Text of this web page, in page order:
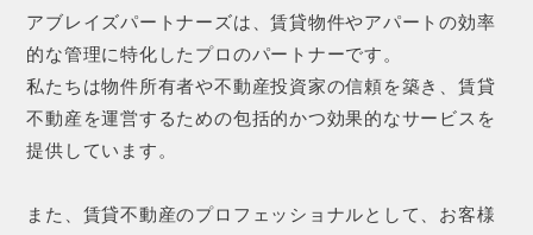
アブレイズパートナーズは、賃貸物件やアパートの効率
的な管理に特化したプロのパートナーです。
私たちは物件所有者や不動産投資家の信頼を築き、賃貸
不動産を運営するための包括的かつ効果的なサービスを
提供しています。
また、賃貸不動産のプロフェッショナルとして、お客様